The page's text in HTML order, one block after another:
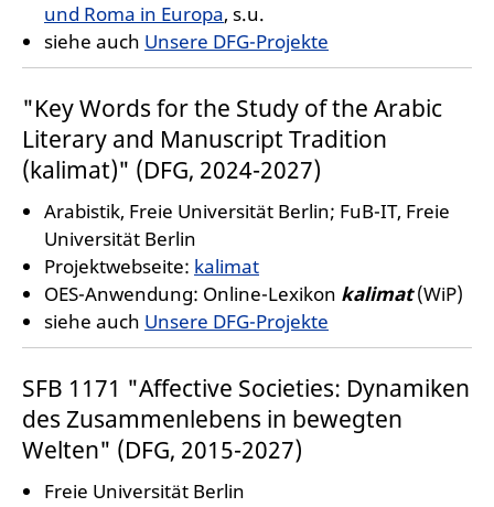
und Roma in Europa, s.u.
siehe auch Unsere DFG-Projekte
"Key Words for the Study of the Arabic
Literary and Manuscript Tradition
(kalimat)" (DFG, 2024-2027)
Arabistik, Freie Universität Berlin; FuB-IT, Freie
Universität Berlin
Projektwebseite: kalimat
OES-Anwendung: Online-Lexikon kalimat(WiP)
siehe auch Unsere DFG-Projekte
SFB 1171 "Affective Societies: Dynamiken
des Zusammenlebens in bewegten
Welten" (DFG, 2015-2027)
Freie Universität Berlin